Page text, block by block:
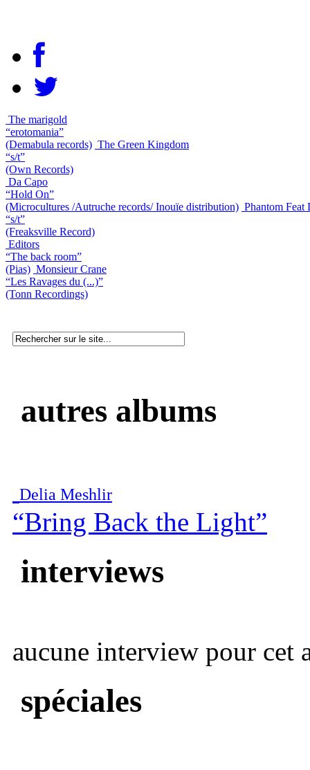
The marigold
“erotomania”
(Demabula records) The Green Kingdom
“s/t”
(Own Records)
Da Capo
“Hold On”
(Microcultures /Autruche records/ Inouïe distribution) Phantom Feat
“s/t”
(Freaksville Record)
Editors
“The back room”
(Pias) Monsieur Crane
“Les Ravages du (...)”
(Tonn Recordings)
autres albums
Delia Meshlir
“Bring Back the Light”
interviews
aucune interview pour cet
spéciales